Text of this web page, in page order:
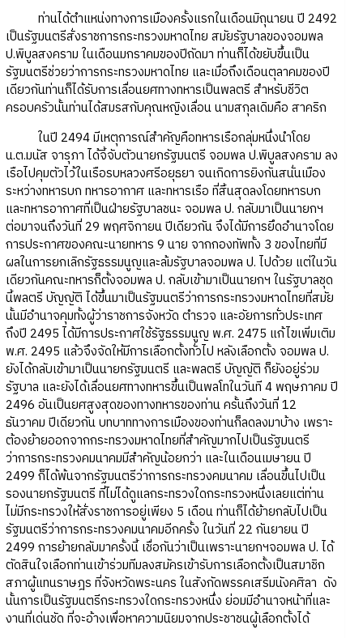
ท่านได้ตำแหน่งทางการเมืองครั้งแรกในเดือนมิถุนายน ปี 2492
เป็นรัฐมนตรีสั่งราชการกระทรวงมหาดไทย สมัยรัฐบาลของจอมพล
ป.พิบูลสงคราม ในเดือนมกราคมของปีถัดมา ท่านก็ได้ขยับขึ้นเป็น
รัฐมนตรีช่วยว่าการกระทรวงมหาดไทย และเมื่อถึงเดือนตุลาคมของปี
เดียวกันท่านก็ได้รับการเลื่อนยศทางทหารเป็นพลตรี สำหรับชีวิต
ครอบครัวนั้นท่านได้สมรสกับคุณหญิงเลื่อน นามสกุลเดิมคือ สาคริก
ในปี 2494 มีเหตุการณ์สำคัญคือทหารเรือกลุ่มหนึ่งนำโดย
น.ต.มนัส จารุภา ได้จี้จับตัวนายกรัฐมนตรี จอมพล ป.พิบูลสงคราม ลง
เรือไปคุมตัวไว้ในเรือรบหลวงศรีอยุธยา จนเกิดการยิงกันสนั่นเมือง
ระหว่างทหารบก ทหารอากาศ และทหารเรือ ที่สิ้นสุดลงโดยทหารบก
และทหารอากาศที่เป็นฝ่ายรัฐบาลชนะ จอมพล ป. กลับมาเป็นนายกฯ
ต่อมาจนถึงวันที่ 29 พฤศจิกายน ปีเดียวกัน จึงได้มีการยึดอำนาจโดย
การประกาศของคณะนายทหาร 9 นาย จากกองทัพทั้ง 3 ของไทยที่มี
ผลในการยกเลิกรัฐธรรมนูญและล้มรัฐบาลจอมพล ป. ไปด้วย แต่ในวัน
เดียวกันคณะทหารก็ตั้งจอมพล ป. กลับเข้ามาเป็นนายกฯ ในรัฐบาลชุด
นี้พลตรี บัญญัติ ได้ขึ้นมาเป็นรัฐมนตรีว่าการกระทรวงมหาดไทยที่สมัย
นั้นมีอำนาจคุมทั้งผู้ว่าราชการจังหวัด ตำรวจ และอัยการทั่วประเทศ
ถึงปี 2495 ได้มีการประกาศใช้รัฐธรรมนูญ พ.ศ. 2475 แก้ไขเพิ่มเติม
พ.ศ. 2495 แล้วจึงจัดให้มีการเลือกตั้งทั่วไป หลังเลือกตั้ง จอมพล ป.
ยังได้กลับเข้ามาเป็นนายกรัฐมนตรี และพลตรี บัญญัติ ก็ยังอยู่ร่วม
รัฐบาล และยังได้เลื่อนยศทางทหารขึ้นเป็นพลโทในวันที 4 พฤษภาคม ปี
2496 อันเป็นยศสูงสุดของทางทหารของท่าน ครั้นถึงวันที่ 12
ธันวาคม ปีเดียวกัน บทบาททางการเมืองของท่านก็ลดลงมาบ้าง เพราะ
ต้องย้ายออกจากกระทรวงมหาดไทยที่สำคัญมากไปเป็นรัฐมนตรี
ว่าการกระทรวงคมนาคมมีสำคัญน้อยกว่า และในเดือนเมษายน ปี
2499 ก็ได้พ้นจากรัฐมนตรีว่าการกระทรวงคมนาคม เลื่อนขึ้นไปเป็น
รองนายกรัฐมนตรี ที่ไม่ได้ดูแลกระทรวงใดกระทรวงหนึ่งเลยแต่ท่าน
ไม่มีกระทรวงให้สั่งราชการอยู่เพียง 5 เดือน ท่านก็ได้ย้ายกลับไปเป็น
รัฐมนตรีว่าการกระทรวงคมนาคมอีกครั้ง ในวันที่ 22 กันยายน ปี
2499 การย้ายกลับมาครั้งนี้ เชื่อกันว่าเป็นเพราะนายกฯจอมพล ป. ได้
ตัดสินใจเลือกท่านเข้าร่วมทีมลงสมัครเข้ารับการเลือกตั้งเป็นสมาชิก
สภาผู้แทนราษฎร ที่จังหวัดพระนคร ในสังกัดพรรคเสรีมนังคศิลา ดัง
นั้นการเป็นรัฐมนตรีกระทรวงใดกระทรวงหนึ่ง ย่อมมีอำนาจหน้าที่และ
งานที่เด่นชัด ที่จะอ้างเพื่อหาความนิยมจากประชาชนผู้เลือกตั้งได้